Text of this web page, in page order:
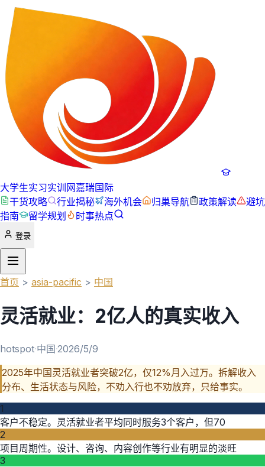
大学生实习实训网嘉瑞国际
干货攻略
行业揭秘 海外机会 归巢导航 政策解读
避坑
指南
留学规划 时事热点
登录
首页 > asia-pacific > 中国
灵活就业：2亿人的真实收入
hotspot·中国·2026/5/9
2025年中国灵活就业者突破2亿，仅12%月入过万。拆解收入
分布、生活状态与风险，不劝入行也不劝放弃，只给事实。
1
客户不稳定。灵活就业者平均同时服务3个客户，但70
2
项目周期性。设计、咨询、内容创作等行业有明显的淡旺
3